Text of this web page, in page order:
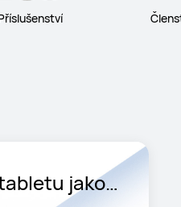
jako